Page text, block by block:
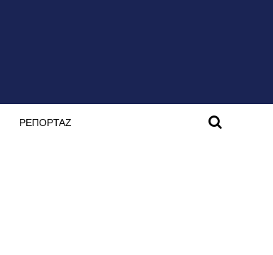
ΡΕΠΟΡΤΑΖ